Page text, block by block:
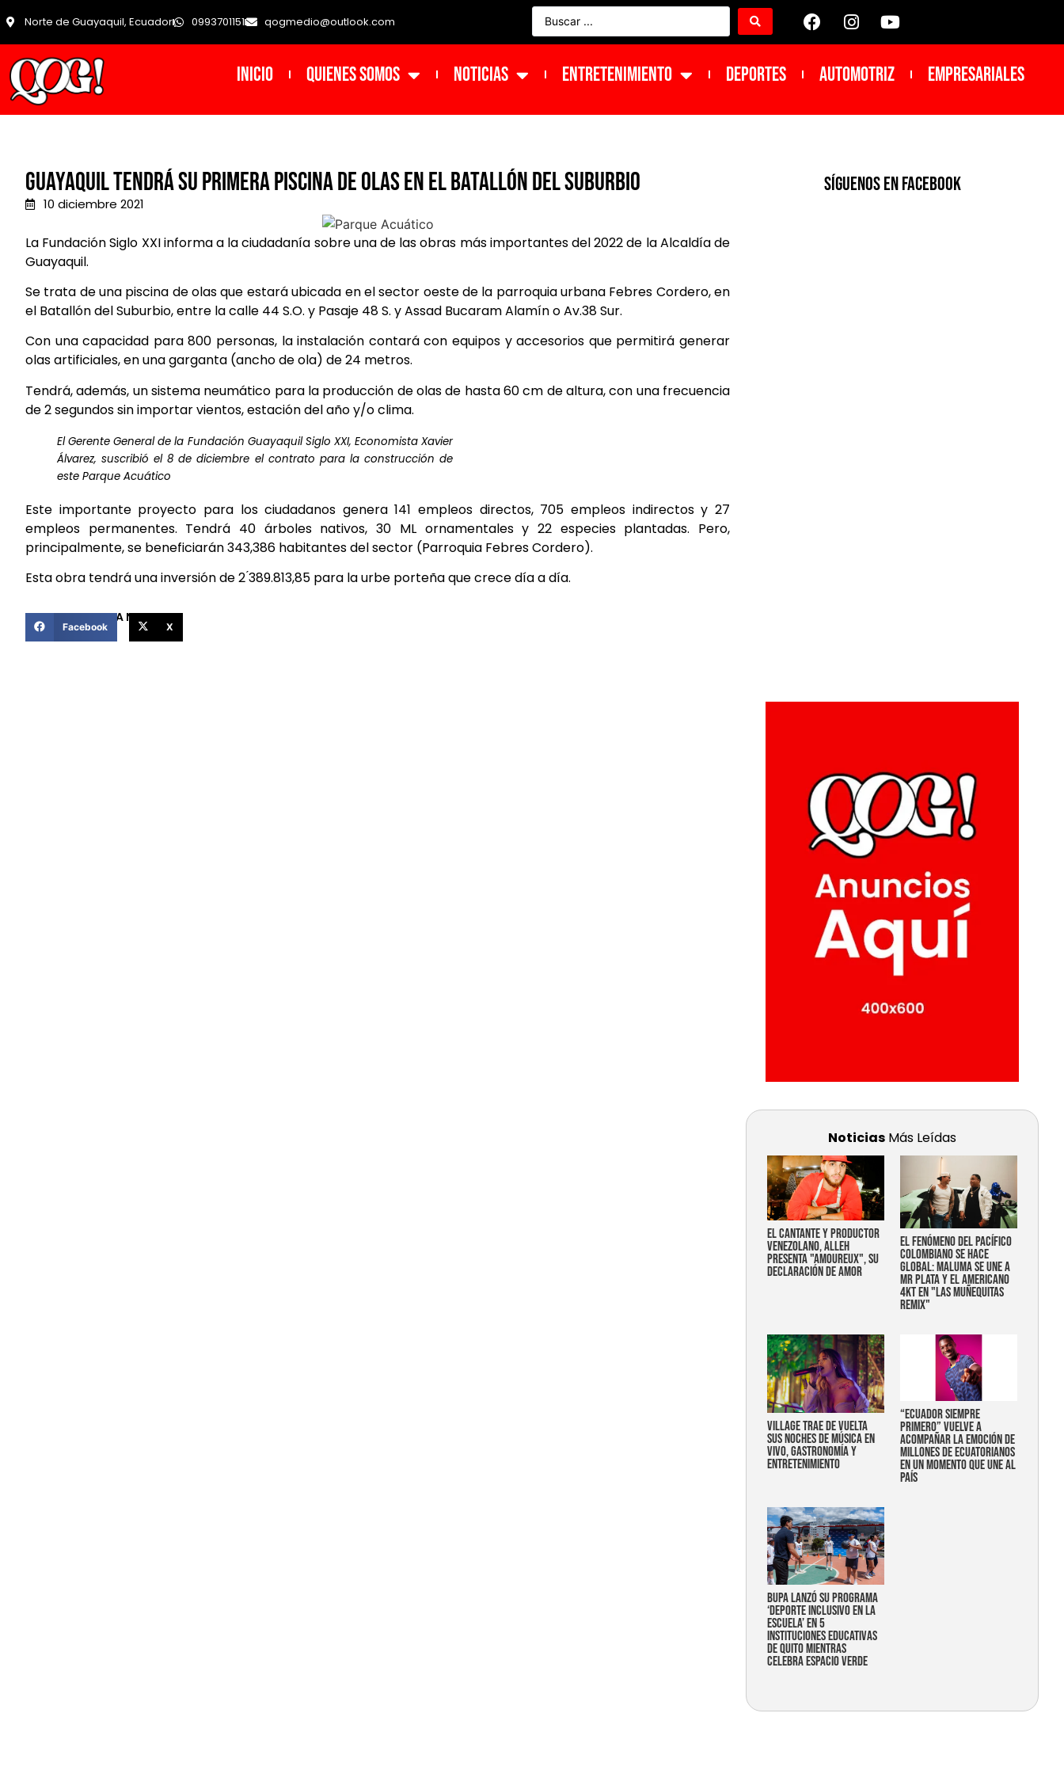
Norte de Guayaquil, Ecuador 0993701151 qogmedio@outlook.com
INICIO Quienes Somos NOTICIAS ENTRETENIMIENTO DEPORTES Automotriz Empresariales
Guayaquil tendrá su primera piscina de olas en el Batallón del Suburbio
10 diciembre 2021
La Fundación Siglo XXI informa a la ciudadanía sobre una de las obras más importantes del 2022 de la Alcaldía de
Guayaquil.
Se trata de una piscina de olas que estará ubicada en el sector oeste de la parroquia urbana Febres Cordero, en
el Batallón del Suburbio, entre la calle 44 S.O. y Pasaje 48 S. y Assad Bucaram Alamín o Av.38 Sur.
Con una capacidad para 800 personas, la instalación contará con equipos y accesorios que permitirá generar
olas artificiales, en una garganta (ancho de ola) de 24 metros.
Tendrá, además, un sistema neumático para la producción de olas de hasta 60 cm de altura, con una frecuencia
de 2 segundos sin importar vientos, estación del año y/o clima.
El Gerente General de la Fundación Guayaquil Siglo XXI, Economista Xavier
Álvarez, suscribió el 8 de diciembre el contrato para la construcción de
este Parque Acuático
Este importante proyecto para los ciudadanos genera 141 empleos directos, 705 empleos indirectos y 27
empleos permanentes. Tendrá 40 árboles nativos, 30 ML ornamentales y 22 especies plantadas. Pero,
principalmente, se beneficiarán 343,386 habitantes del sector (Parroquia Febres Cordero).
Esta obra tendrá una inversión de 2 ́389.813,85 para la urbe porteña que crece día a día.
COMPARTIR ESTA NOTICIA
Facebook X
SíGUENOS EN FACEBOOK
Noticias Más Leídas
EL CANTANTE Y PRODUCTOR
VENEZOLANO, ALLEH
PRESENTA "AMOUREUX", SU
DECLARACIÓN DE AMOR
EL FENÓMENO DEL PACÍFICO
COLOMBIANO SE HACE
GLOBAL: MALUMA SE UNE A
MR PLATA Y EL AMERICANO
4KT EN "LAS MUÑEQUITAS
REMIX"
Village trae de vuelta
sus noches de música en
vivo, gastronomía y
entretenimiento
“Ecuador siempre
primero” vuelve a
acompañar la emoción de
millones de ecuatorianos
en un momento que une al
país
Bupa lanzó su programa
‘Deporte Inclusivo en la
Escuela’ en 5
instituciones educativas
de Quito mientras
celebra espacio verde